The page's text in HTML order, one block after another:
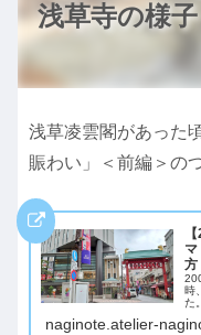
浅草寺の様子
浅草凌雲閣があった
賑わい」＜前編＞の
マ
方
時
た
naginote.atelier-